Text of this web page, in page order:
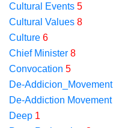
Cultural Events 5
Cultural Values 8
Culture 6
Chief Minister 8
Convocation 5
De-Addicion_Movement
De-Addiction Movement
Deep 1